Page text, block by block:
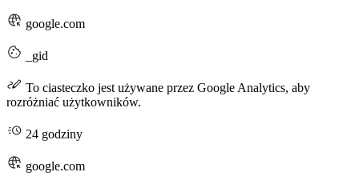
google.com
_gid
To ciasteczko jest używane przez Google Analytics, aby
rozróżniać użytkowników.
24 godziny
google.com